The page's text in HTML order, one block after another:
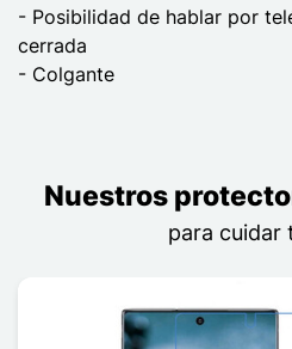
- Posibilidad de hablar por
cerrada
- Colgante
Nuestros
para cuidar